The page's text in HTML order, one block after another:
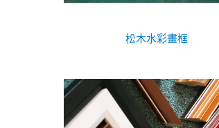
松木水彩畫框